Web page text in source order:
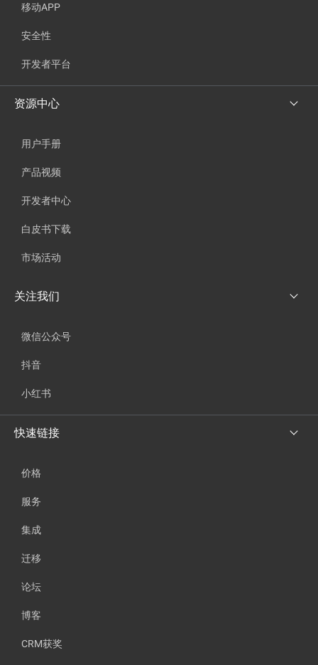
移动APP
安全性
开发者平台
资源中心
用户手册
产品视频
开发者中心
白皮书下载
市场活动
关注我们
微信公众号
抖音
小红书
快速链接
价格
服务
集成
迁移
论坛
博客
CRM获奖